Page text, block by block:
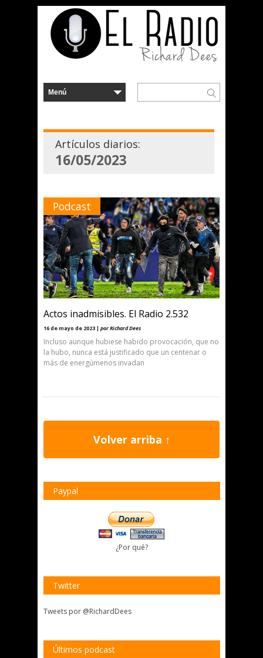
Artículos diarios:
16/05/2023
Podcast
Actos inadmisibles. El Radio 2.532
16 de mayo de 2023 | por Richard Dees
Incluso aunque hubiese habido provocación, que no
la hubo, nunca está justificado que un centenar o
más de energúmenos invadan
Volver arriba ↑
Paypal
¿Por qué?
Twitter
Tweets por @RichardDees
Últimos podcast